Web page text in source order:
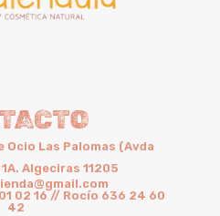
Las Palomas (Avda
Algeciras 11205
02 16 // Rocío 636 24 60
42